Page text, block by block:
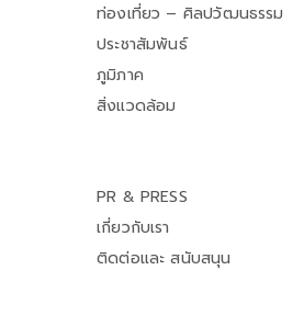
ท่องเที่ยว – ศิลปวัฒนธรรม
ประชาสัมพันธ์
ภูมิภาค
สิ่งแวดล้อม
PR & PRESS
เกี่ยวกับเรา
ติดต่อและ สนับสนุน